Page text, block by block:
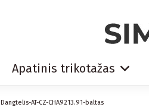
Apatinis trikotažas
Dangtelis-AT-CZ-CHA9213.91-baltas